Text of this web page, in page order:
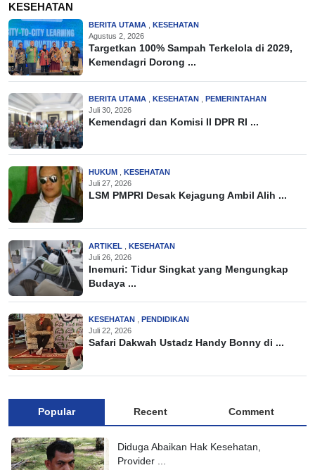
KESEHATAN
BERITA UTAMA
KESEHATAN
Agustus 2, 2026
Targetkan 100% Sampah Terkelola di 2029,
Kemendagri Dorong ...
BERITA UTAMA KESEHATAN
PEMERINTAHAN
Juli 30, 2026
Kemendagri dan Komisi II DPR RI ...
HUKUM
KESEHATAN
Juli 27, 2026
LSM PMPRI Desak Kejagung Ambil Alih ...
ARTIKEL
KESEHATAN
Juli 26, 2026
Inemuri: Tidur Singkat yang Mengungkap
Budaya ...
KESEHATAN
PENDIDIKAN
Juli 22, 2026
Safari Dakwah Ustadz Handy Bonny di ...
Popular Recent Comment
Diduga Abaikan Hak Kesehatan,
Provider ...